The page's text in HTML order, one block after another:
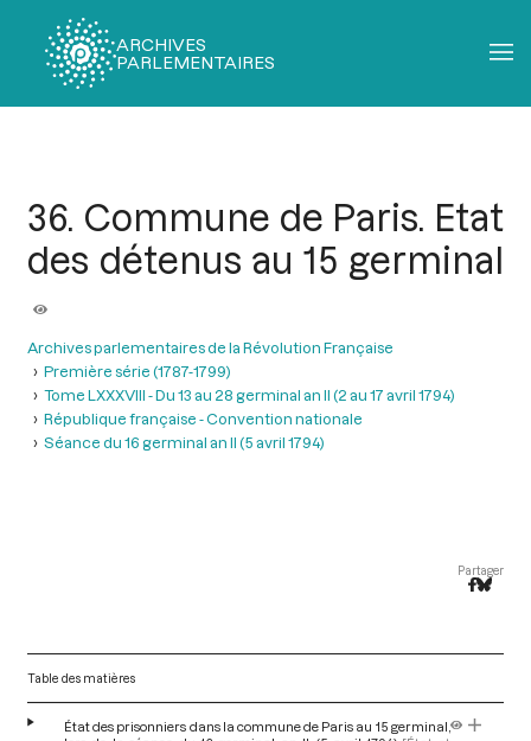
ARCHIVES
PARLEMENTAIRES
36. Commune de Paris. Etat
des détenus au 15 germinal
Archives parlementaires de la Révolution Française
Première série (1787-1799)
Tome LXXXVIII - Du 13 au 28 germinal an II (2 au 17 avril 1794)
République française - Convention nationale
Séance du 16 germinal an II (5 avril 1794)
Partager
Table des matières
État des prisonniers dans la commune de Paris au 15 germinal,